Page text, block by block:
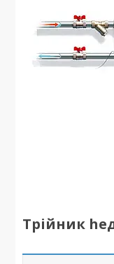
Трійник